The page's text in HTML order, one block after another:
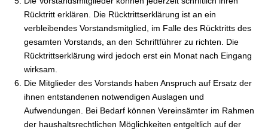
Rücktritt erklären. Die Rücktrittserklärung ist an ein
verbleibendes Vorstandsmitglied, im Falle des Rücktritts des
gesamten Vorstands, an den Schriftführer zu richten. Die
Rücktrittserklärung wird jedoch erst ein Monat nach Eingang
wirksam.
Die Mitglieder des Vorstands haben Anspruch auf Ersatz der
ihnen entstandenen notwendigen Auslagen und
Aufwendungen. Bei Bedarf können Vereinsämter im Rahmen
der haushaltsrechtlichen Möglichkeiten entgeltlich auf der